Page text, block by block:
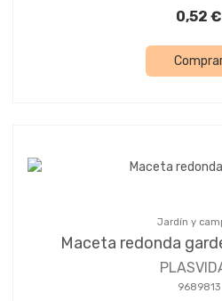
0,52 €
Jardín y
Maceta redonda
9689813